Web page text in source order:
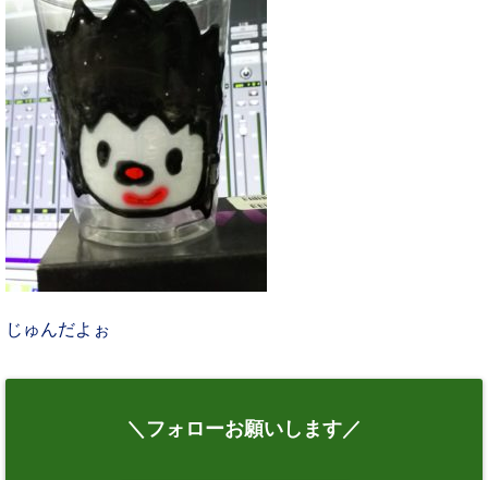
じゅんだよぉ
＼フォローお願いします／